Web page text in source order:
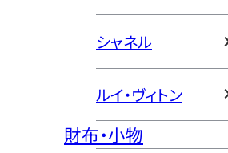
シャネル
ルイ・ヴィトン
財布・小物